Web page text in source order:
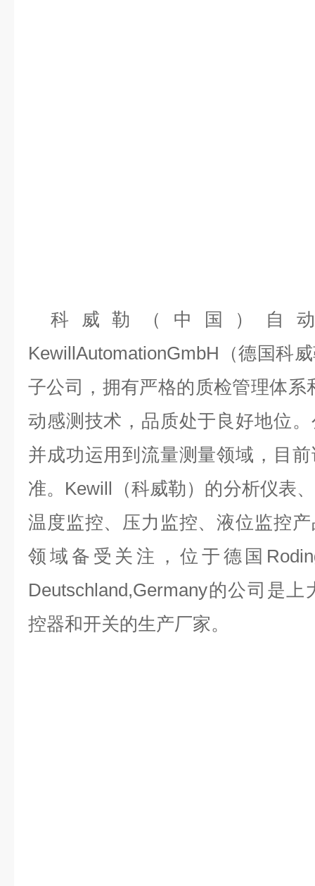
科威勒（中国）自
KewillAutomationGmbH（德国科
子公司，拥有严格的质检管理体系
动感测技术，品质处于良好地位
并成功运用到流量测量领域，目
准。Kewill（科威勒）的分析仪表
温度监控、压力监控、液位监控
领域备受关注，位于德国
Deutschland,Germany的公司是
控器和开关的生产厂家。